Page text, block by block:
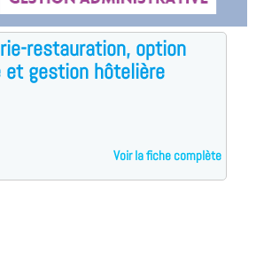
restauration, option
et gestion hôtelière
Voir la fiche complète